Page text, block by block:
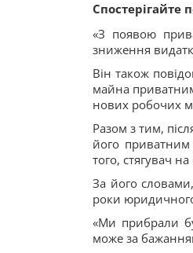
Спостерігайте
«З появою
зниження
Він також
майна
нових робочих
Разом з тим,
його
того, стягувач
За його
роки
«Ми прибрали
може за